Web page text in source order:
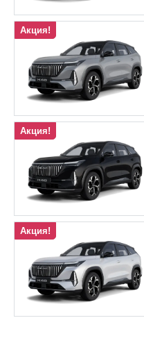
Акция!
Акция!
Акция!